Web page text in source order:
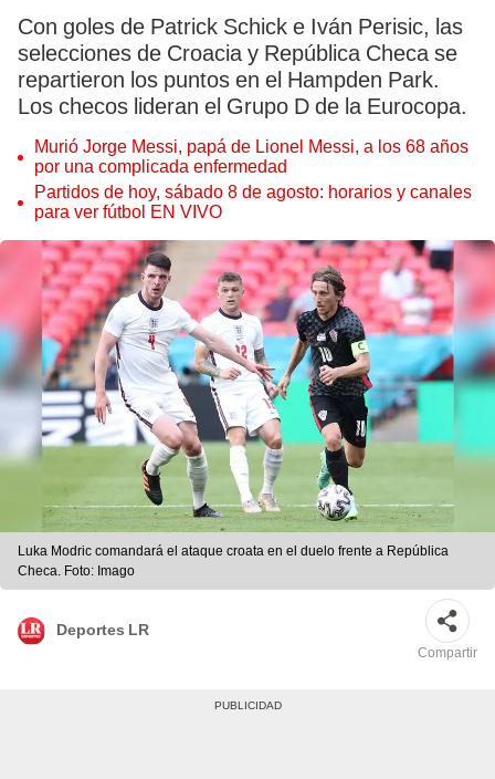
Con goles de Patrick Schick e Iván Perisic, las
selecciones de Croacia y República Checa se
repartieron los puntos en el Hampden Park.
Los checos lideran el Grupo D de la Eurocopa.
Murió Jorge Messi, papá de Lionel Messi, a los 68 años
por una complicada enfermedad
Partidos de hoy, sábado 8 de agosto: horarios y canales
para ver fútbol EN VIVO
Luka Modric comandará el ataque croata en el duelo frente a República
Checa. Foto: Imago
Deportes LR
Compartir